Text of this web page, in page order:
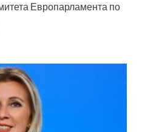
Европарламента по